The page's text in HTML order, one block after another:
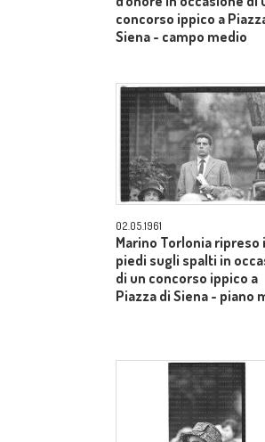
concorso ippico a
Siena - campo medio
02.05.1961
Marino Torlonia ripreso
piedi sugli spalti in
di un concorso ippico a
Piazza di Siena - piano